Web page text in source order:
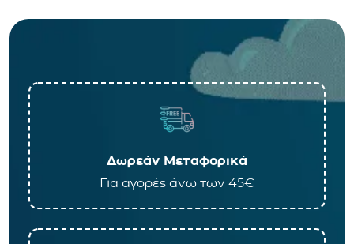
Δωρεάν Μεταφορικά
Για αγορές άνω των 45€